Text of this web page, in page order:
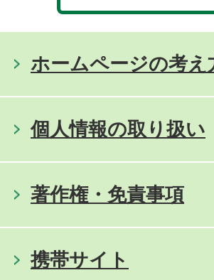
ホームページの考え
個人情報の取り扱い
著作権・免責事項
携帯サイト